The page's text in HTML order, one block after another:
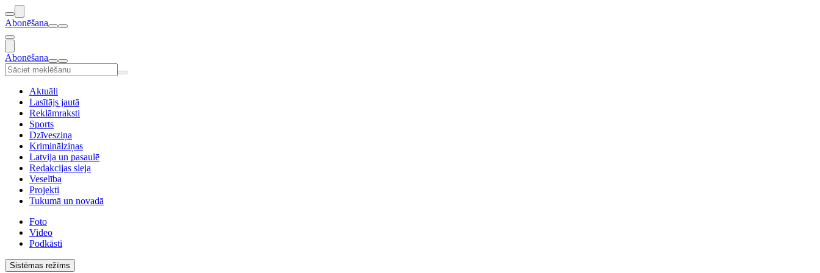
Abonēšana
Abonēšana
Aktuāli
Lasītājs jautā
Reklāmraksti
Sports
Dzīvesziņa
Kriminālziņas
Latvija un pasaulē
Redakcijas sleja
Veselība
Projekti
Tukumā un novadā
Foto
Video
Podkāsti
Sistēmas režīms